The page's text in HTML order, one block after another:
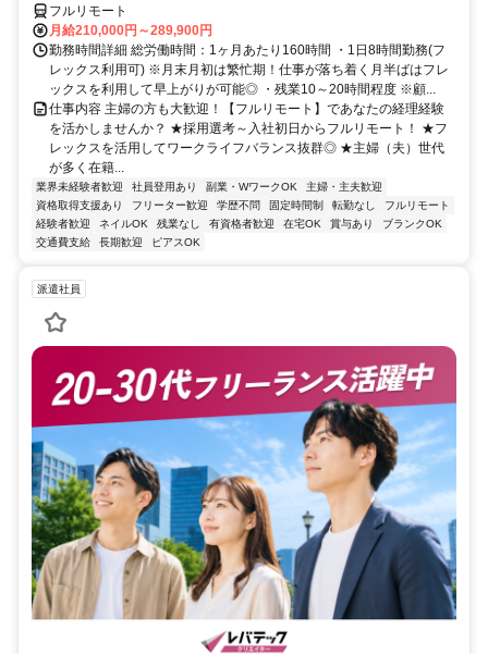
フルリモート
月給210,000円～289,900円
勤務時間詳細 総労働時間：1ヶ月あたり160時間 ・1日8時間勤務(フ
レックス利用可) ※月末月初は繁忙期！仕事が落ち着く月半ばはフレ
ックスを利用して早上がりが可能◎ ・残業10～20時間程度 ※顧...
仕事内容 主婦の方も大歓迎！【フルリモート】であなたの経理経験
を活かしませんか？ ★採用選考～入社初日からフルリモート！ ★フ
レックスを活用してワークライフバランス抜群◎ ★主婦（夫）世代
が多く在籍...
業界未経験者歓迎 社員登用あり 副業・WワークOK
主婦・主夫歓迎
資格取得支援あり
フリーター歓迎 学歴不問 固定時間制 転勤なし
フルリモート
経験者歓迎
ネイルOK 残業なし 有資格者歓迎 在宅OK 賞与あり
ブランクOK
交通費支給
長期歓迎 ピアスOK
派遣社員